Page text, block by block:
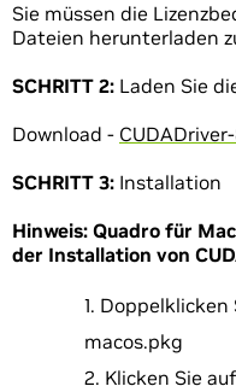
Sie müssen die
Dateien herunterladen
SCHRITT 2: Laden Sie
Download -
SCHRITT 3: Installation
Hinweis: Quadro für
der Installation von
Doppelklicken
macos.pkg
Klicken Sie